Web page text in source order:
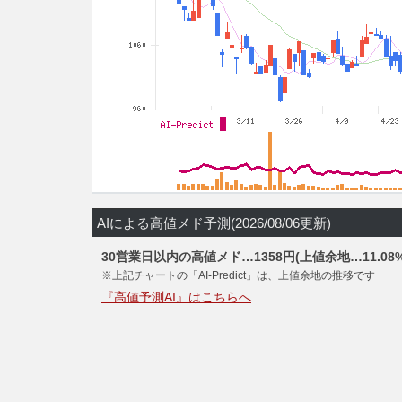
AIによる高値メド予測(2026/08/06更新)
30営業日以内の高値メド…1358円(上値余地
※上記チャートの「AI-Predict」は、上値余地の推移です
『高値予測AI』はこちらへ